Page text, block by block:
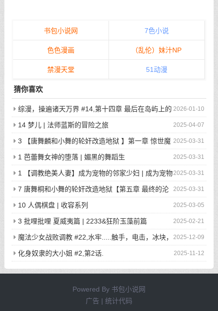
书包小说网 7色小说
色色漫画 （乱伦）妹汁NP
禁漫天堂 51动漫
猜你喜欢
2026-01-10
综漫，操遍诸天万界 #14,第十四章 最后在岛屿上的
狂欢派对
2025-04-07
14 梦儿 | 法师蓝斯的冒险之旅
2025-03-31
3 【唐舞麟和小舞的轮奸改造地狱 】第一章 惊世魔
王现身 | 斗罗大陆同人
2025-03-31
1 芭蕾舞女神的堕落 | 媚黑的舞蹈生
2025-03-31
1 【调教绝美人妻】成为宠物的邻家少妇 | 成为宠物
的邻家少妇
2025-03-31
7 唐舞桐和小舞的轮奸改造地狱【第五章 最终的沦
陷】 | 斗罗大陆同人
2025-03-05
10 人偶棋盘 | 收容系列
2025-02-21
3 批哩批哩 夏威夷篇 | 2233&狂阶玉藻前篇
2025-12-09
魔法少女战败调教 #22,水牢.....触手，电击，冰块，
高潮寸止.....我在干什么啊我
2025-11-12
化身奴隶的大小姐 #2,第2话.
Powered By 书包小说网
广告 | 统计代码